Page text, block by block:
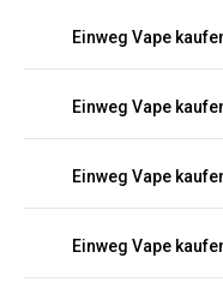
Einweg Vape
Einweg Vape
Einweg Vape
Einweg Vape